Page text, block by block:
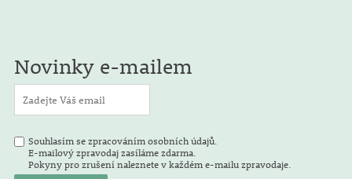
Novinky e-mailem
Souhlasím se zpracováním osobních údajů.
E-mailový zpravodaj zasíláme zdarma.
Pokyny pro zrušení naleznete v každém e-mailu zpravodaje.